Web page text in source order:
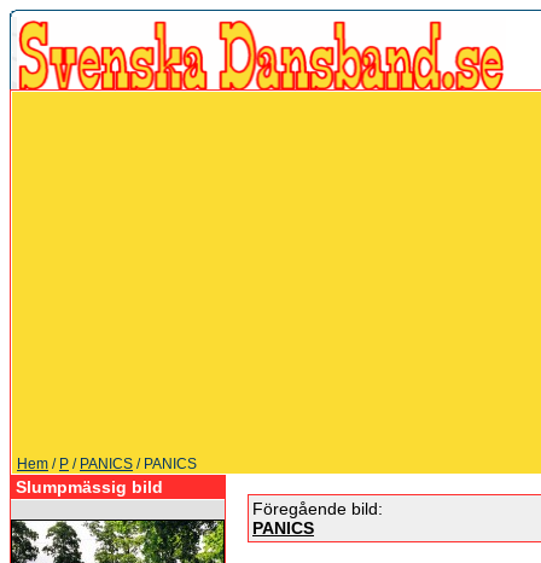
Hem / P / PANICS / PANICS
Slumpmässig bild
Föregående bild:
PANICS